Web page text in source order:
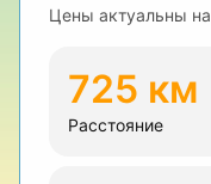
Цены актуальны на
725 км
Расстояние